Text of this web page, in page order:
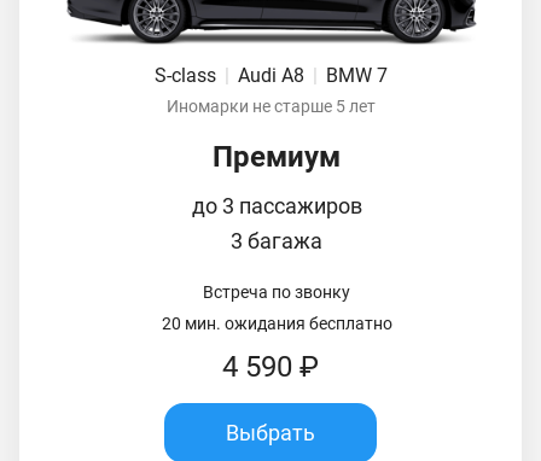
S-class | Audi A8 | BMW 7
Иномарки не старше 5 лет
Премиум
до 3 пассажиров
3 багажа
Встреча по звонку
20 мин. ожидания бесплатно
4 590 ₽
Выбрать